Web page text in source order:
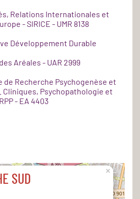
Relations Internationales et
- SIRICE - UMR 8138
Développement Durable
Aréales - UAR 2999
de Recherche Psychogenèse et
Cliniques, Psychopathologie et
- EA 4403
SUD
×